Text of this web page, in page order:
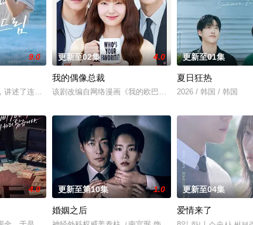
饰）究竟藏身何方？他和郑智安（金慧峻 饰）将如何联手反击？一切未
9.0
讲述了连一个梦想都无所畏惧的十几岁，被现实挡住而受挫的二十几岁，
更新至02集 4.0
我的偶像总裁
该剧改编自网络漫画《我的欧巴是偶像》，是一部浪漫喜
更新至01集
夏日狂热
2026 / 韩国 / 韩国
4.0 更新至第10集 1.0
婚姻之后
更新至04集
爱情来了